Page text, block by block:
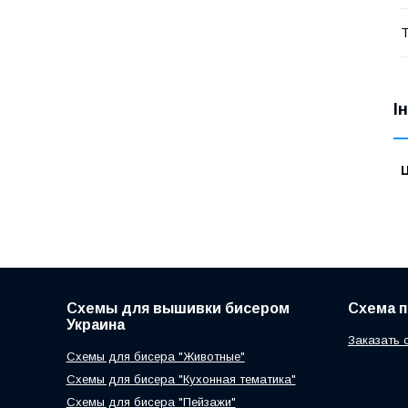
Схемы для вышивки бисером
Украина
Схемы для бисера "Животные"
Схемы для бисера "Кухонная тематика"
Схемы для бисера "Пейзажи"
Схема
Заказать